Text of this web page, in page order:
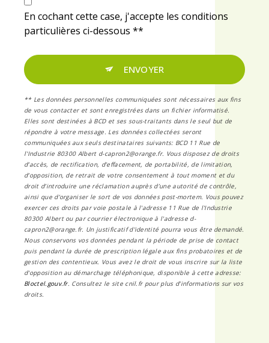
En cochant cette case, j'accepte les conditions
particulières ci-dessous **
ENVOYER
** Les données personnelles communiquées sont nécessaires aux fins
de vous contacter et sont enregistrées dans un fichier informatisé.
Elles sont destinées à BCD et ses sous-traitants dans le seul but de
répondre à votre message. Les données collectées seront
communiquées aux seuls destinataires suivants: BCD 11 Rue de
l'Industrie 80300 Albert d-capron2@orange.fr. Vous disposez de droits
d’accès, de rectification, d’effacement, de portabilité, de limitation,
d’opposition, de retrait de votre consentement à tout moment et du
droit d’introduire une réclamation auprès d’une autorité de contrôle,
ainsi que d’organiser le sort de vos données post-mortem. Vous pouvez
exercer ces droits par voie postale à l'adresse 11 Rue de l'Industrie
80300 Albert ou par courrier électronique à l'adresse d-
capron2@orange.fr. Un justificatif d'identité pourra vous être demandé.
Nous conservons vos données pendant la période de prise de contact
puis pendant la durée de prescription légale aux fins probatoires et de
gestion des contentieux. Vous avez le droit de vous inscrire sur la liste
d'opposition au démarchage téléphonique, disponible à cette adresse:
Bloctel.gouv.fr. Consultez le site cnil.fr pour plus d’informations sur vos
droits.